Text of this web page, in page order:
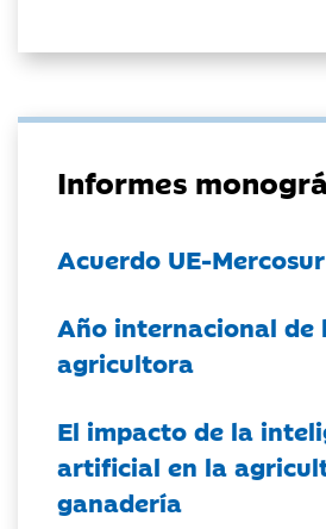
Informes
Acuerdo UE-
Año internacional de
agricultora
El impacto de la
artificial en la
ganadería